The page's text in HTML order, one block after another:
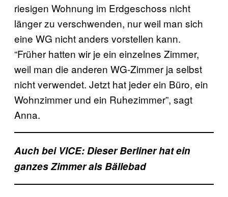
riesigen Wohnung im Erdgeschoss nicht
länger zu verschwenden, nur weil man sich
eine WG nicht anders vorstellen kann.
“Früher hatten wir je ein einzelnes Zimmer,
weil man die anderen WG-Zimmer ja selbst
nicht verwendet. Jetzt hat jeder ein Büro, ein
Wohnzimmer und ein Ruhezimmer”, sagt
Anna.
Auch bei VICE: Dieser Berliner hat ein
ganzes Zimmer als Bällebad